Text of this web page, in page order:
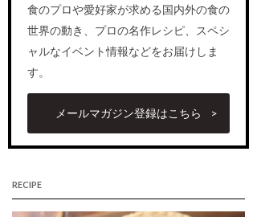
食のプロや愛好家が求める国内外の食の
世界の動き、プロの名作レシピ、スペシ
ャルなイベント情報などをお届けしま
す。
メールマガジン登録はこちら
RECIPE